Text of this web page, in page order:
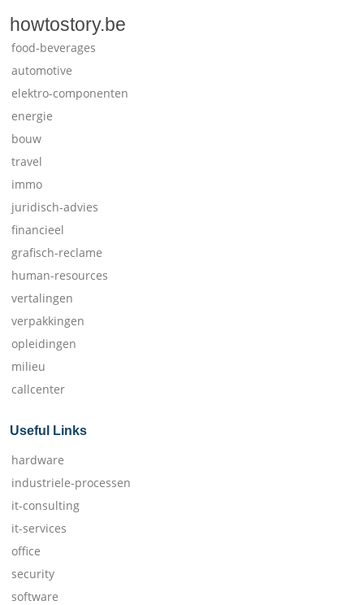
howtostory.be
food-beverages
automotive
elektro-componenten
energie
bouw
travel
immo
juridisch-advies
financieel
grafisch-reclame
human-resources
vertalingen
verpakkingen
opleidingen
milieu
callcenter
Useful Links
hardware
industriele-processen
it-consulting
it-services
office
security
software